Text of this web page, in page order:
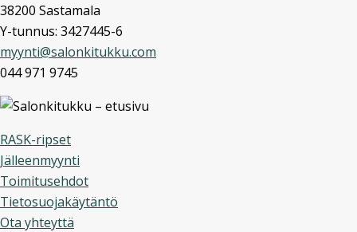
38200 Sastamala
Y-tunnus: 3427445-6
myynti@salonkitukku.com
044 971 9745
RASK-ripset
Jälleenmyynti
Toimitusehdot
Tietosuojakäytäntö
Ota yhteyttä